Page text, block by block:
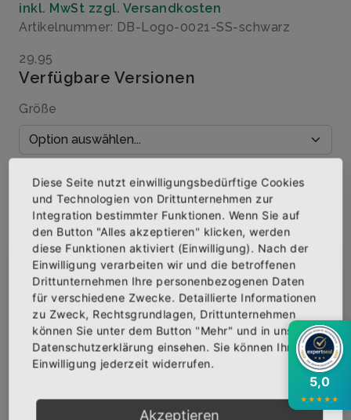
inkl. MwSt zzgl. Versandkosten
Artikelnummer: DB-Logo-0021-SS-schwarz
29,95
Verfügbare Versionen
Größe
Menge
IN DEN WARENKORB
AUF DIE WUNSCHLISTE
BESCHREIBUNG
Abonniere jetzt unseren Newsletter
Bekomme die aktuellsten News über neue
Produkte und zudem einen 10% Gutschein für
deine nächste Bestellung.
5,0
★★★★★
Diese Seite nutzt einwilligungsbedürftige Cookies
und Technologien von Drittunternehmen zur
Integration bestimmter Funktionen. Wenn Sie auf
den Button "Alles akzeptieren" klicken, werden
diese Funktionen aktiviert (Einwilligung). Nach der
Einwilligung verarbeiten wir und die betroffenen
Drittunternehmen Ihre personenbezogenen Daten
für verschiedene Zwecke. Detaillierte Informationen
zu Zweck, Rechtsgrundlagen, Drittunternehmen
können Sie unter dem Button "Mehr" und in unserer
Datenschutzerklärung einsehen. Sie können Ihre
Einwilligung jederzeit widerrufen.
Akzeptieren